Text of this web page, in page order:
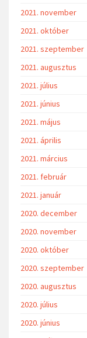
2021. november
2021. október
2021. szeptember
2021. augusztus
2021. július
2021. június
2021. május
2021. április
2021. március
2021. február
2021. január
2020. december
2020. november
2020. október
2020. szeptember
2020. augusztus
2020. július
2020. június